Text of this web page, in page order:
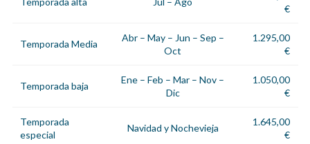
€
Temporada Media
Abr – May – Jun – Sep –
Oct
1.295,00
€
Temporada baja
Ene – Feb – Mar – Nov –
Dic
1.050,00
€
Temporada
especial
Navidad y Nochevieja
1.645,00
€